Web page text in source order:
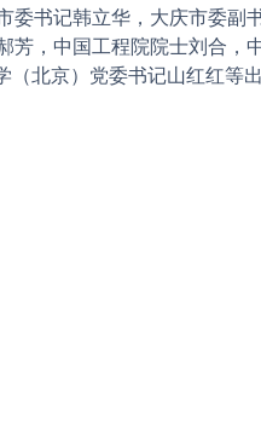
书记韩立华，大庆市委副书
芳，中国工程院院士刘合，
（北京）党委书记山红红等